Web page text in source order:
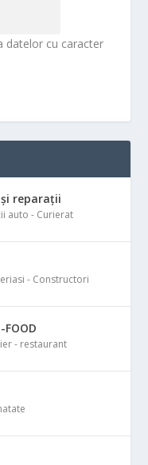
datelor cu caracter
reparații
auto - Curierat
- Constructori
FOOD
- restaurant